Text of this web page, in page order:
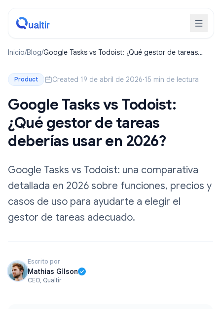
Inicio/Blog/Google Tasks vs Todoist: ¿Qué gestor de tareas
Product Created 19 de abril de 2026·15 min de lectura
Google Tasks vs Todoist:
¿Qué gestor de tareas
deberías usar en 2026?
Google Tasks vs Todoist: una comparativa
detallada en 2026 sobre funciones, precios y
casos de uso para ayudarte a elegir el
gestor de tareas adecuado.
Escrito por
Mathias Gilson
CEO, Qualtir